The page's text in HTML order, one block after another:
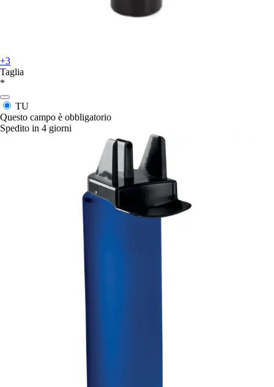
+3
Taglia
*
TU
Questo campo è obbligatorio
Spedito in 4 giorni